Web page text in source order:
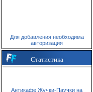
Для добавления необходима
авторизация
Статистика
Антикафе Жучки-Паучки на